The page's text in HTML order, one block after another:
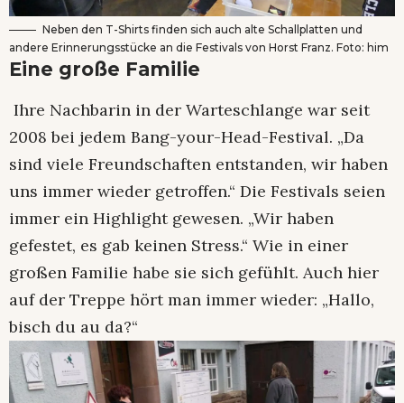
Neben den T-Shirts finden sich auch alte Schallplatten und
andere Erinnerungsstücke an die Festivals von Horst Franz. Foto: him
Eine große Familie
Ihre Nachbarin in der Warteschlange war seit
2008 bei jedem Bang-your-Head-Festival. „Da
sind viele Freundschaften entstanden, wir haben
uns immer wieder getroffen.“ Die Festivals seien
immer ein Highlight gewesen. „Wir haben
gefestet, es gab keinen Stress.“ Wie in einer
großen Familie habe sie sich gefühlt. Auch hier
auf der Treppe hört man immer wieder: „Hallo,
bisch du au da?“